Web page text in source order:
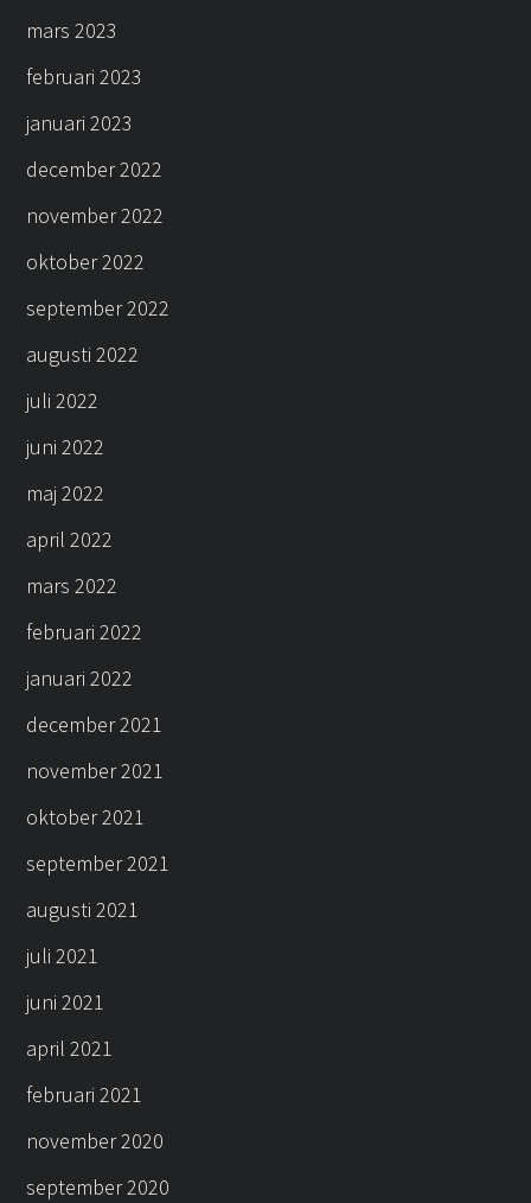
mars 2023
februari 2023
januari 2023
december 2022
november 2022
oktober 2022
september 2022
augusti 2022
juli 2022
juni 2022
maj 2022
april 2022
mars 2022
februari 2022
januari 2022
december 2021
november 2021
oktober 2021
september 2021
augusti 2021
juli 2021
juni 2021
april 2021
februari 2021
november 2020
september 2020